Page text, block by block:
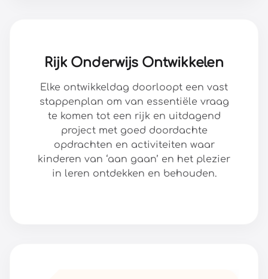
Rijk Onderwijs Ontwikkelen
Elke ontwikkeldag doorloopt een vast
stappenplan om van essentiële vraag
te komen tot een rijk en uitdagend
project met goed doordachte
opdrachten en activiteiten waar
kinderen van ‘aan gaan’ en het plezier
in leren ontdekken en behouden.